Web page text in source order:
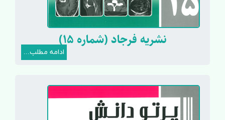
نشریه فرجاد (شماره 15)
ادامه مطلب...